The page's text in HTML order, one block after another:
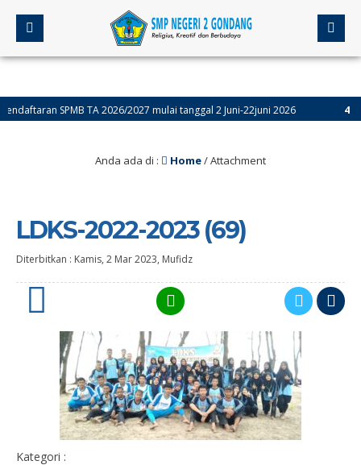
SPMB TA 2026/2027 mulai tanggal 2 Juni-22juni 2026 4
Anda ada di : Home/ Attachment
LDKS-2022-2023 (69)
Diterbitkan : Kamis, 2 Mar 2023, Mufidz
Kategori :